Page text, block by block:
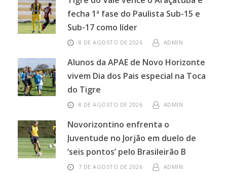
fecha 1ª fase do Paulista Sub-15 e
Sub-17 como líder
8 DE AGOSTO DE 2026 ADMIN
Alunos da APAE de Novo Horizonte
vivem Dia dos Pais especial na Toca
do Tigre
8 DE AGOSTO DE 2026 ADMIN
Novorizontino enfrenta o
Juventude no Jorjão em duelo de
‘seis pontos’ pelo Brasileirão B
7 DE AGOSTO DE 2026 ADMIN